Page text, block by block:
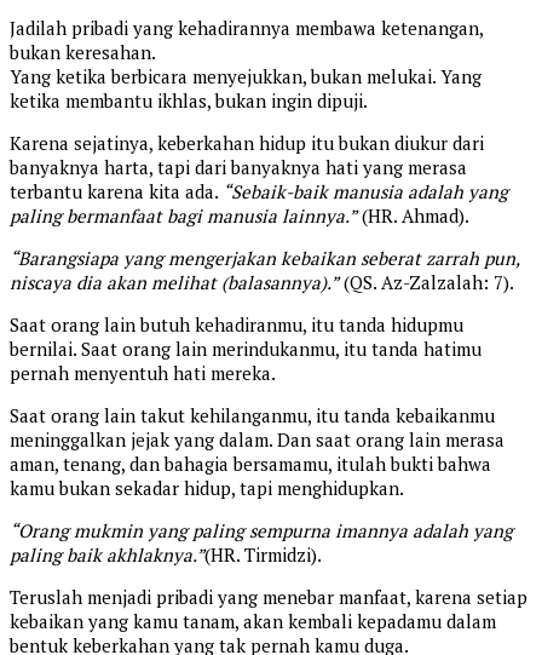
Jadilah pribadi yang kehadirannya membawa ketenangan,
bukan keresahan.
Yang ketika berbicara menyejukkan, bukan melukai. Yang
ketika membantu ikhlas, bukan ingin dipuji.
Karena sejatinya, keberkahan hidup itu bukan diukur dari
banyaknya harta, tapi dari banyaknya hati yang merasa
terbantu karena kita ada. “Sebaik-baik manusia adalah yang
paling bermanfaat bagi manusia lainnya.”(HR. Ahmad).
“Barangsiapa yang mengerjakan kebaikan seberat zarrah pun,
niscaya dia akan melihat (balasannya).”(QS. Az-Zalzalah: 7).
Saat orang lain butuh kehadiranmu, itu tanda hidupmu
bernilai. Saat orang lain merindukanmu, itu tanda hatimu
pernah menyentuh hati mereka.
Saat orang lain takut kehilanganmu, itu tanda kebaikanmu
meninggalkan jejak yang dalam. Dan saat orang lain merasa
aman, tenang, dan bahagia bersamamu, itulah bukti bahwa
kamu bukan sekadar hidup, tapi menghidupkan.
“Orang mukmin yang paling sempurna imannya adalah yang
paling baik akhlaknya.”(HR. Tirmidzi).
Teruslah menjadi pribadi yang menebar manfaat, karena setiap
kebaikan yang kamu tanam, akan kembali kepadamu dalam
bentuk keberkahan yang tak pernah kamu duga.